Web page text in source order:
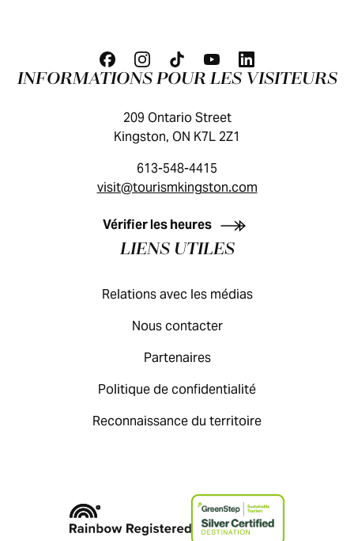
GUIDE DES VISITEURS
INFORMATIONS POUR LES VISITEURS
209 Ontario Street
Kingston, ON K7L 2Z1
613-548-4415
visit@tourismkingston.com
Vérifier les heures
LIENS UTILES
Relations avec les médias
Nous contacter
Partenaires
Politique de confidentialité
Reconnaissance du territoire